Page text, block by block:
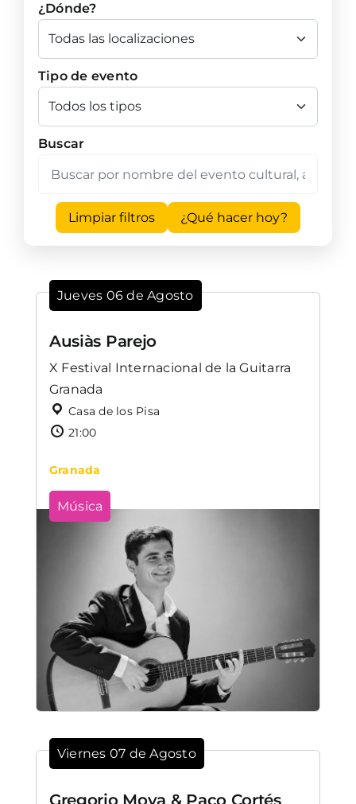
¿Dónde?
Tipo de evento
Buscar
Limpiar filtros ¿Qué hacer hoy?
Jueves 06 de Agosto
Ausiàs Parejo
X Festival Internacional de la Guitarra
Granada
Casa de los Pisa
21:00
Granada
Música
Viernes 07 de Agosto
Gregorio Moya & Paco Cortés